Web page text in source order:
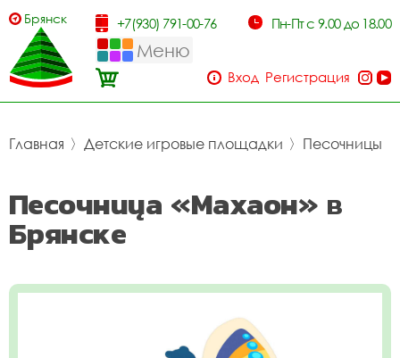
Брянск +7(930) 791-00-76 Пн-Пт с 9.00 до 18.00
Меню
Вход Регистрация
Главная 〉 Детские игровые площадки 〉 Песочницы
Песочница «Махаон» в
Брянске